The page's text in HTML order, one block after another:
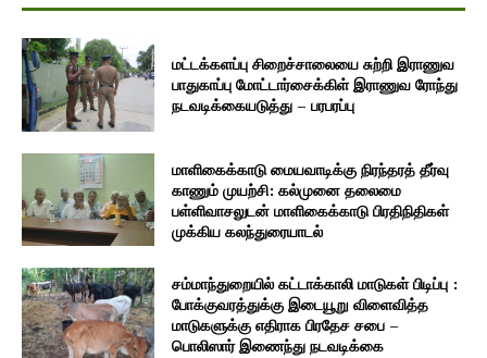
மட்டக்களப்பு சிறைச்சாலையை சுற்றி இராணுவ
பாதுகாப்பு மோட்டார்சைக்கிள் இராணுவ ரோந்து
நடவடிக்கையடுத்து – பரபரப்பு
மாளிகைக்காடு மையவாடிக்கு நிரந்தரத் தீர்வு
காணும் முயற்சி: கல்முனை தலைமை
பள்ளிவாசலுடன் மாளிகைக்காடு பிரதிநிதிகள்
முக்கிய கலந்துரையாடல்
சம்மாந்துறையில் கட்டாக்காலி மாடுகள் பிடிப்பு :
போக்குவரத்துக்கு இடையூறு விளைவித்த
மாடுகளுக்கு எதிராக பிரதேச சபை –
பொலிஸார் இணைந்து நடவடிக்கை